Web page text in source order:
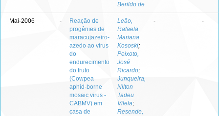
Berildo de
Mai-2006 -
Reação de
progênies de
maracujazeiro-
azedo ao vírus
do
endurecimento
do fruto
(Cowpea
aphid-borne
mosaic virus -
CABMV) em
casa de
Leão,
Rafaela
Mariana
Kososki;
Peixoto,
José
Ricardo;
Junqueira,
Nilton
Tadeu
Vilela;
Resende,
- -